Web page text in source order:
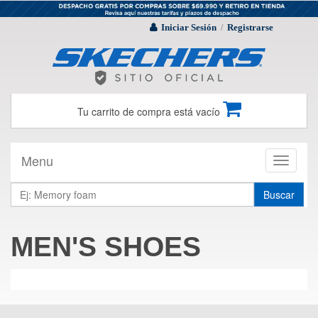
Iniciar Sesión / Registrarse
Tu carrito de compra está vacío
Toggle
Menu
Buscar
MEN'S SHOES